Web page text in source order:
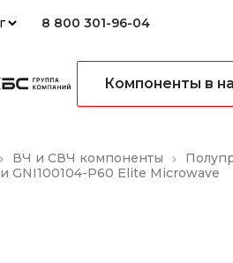
8 800 301-96-04
Компоненты в
ВЧ и СВЧ компоненты
GNI100104-P60 Elite Microwave